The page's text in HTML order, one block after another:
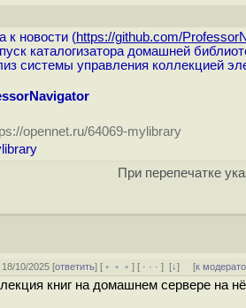
к новости (https://github.com/
каталогизатора домашней
системы управления коллекцией
opennet.ru/64069-mylibrary
При перепечатке
10/2025 [ответить] [ ﹢﹢﹢] [ · · ·][↓] [к
книг на домашнем сервере на